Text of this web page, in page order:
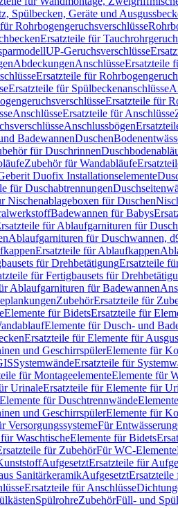
Spülbecken, Geräte und
Rohrbogengeruchsverschlüsse
Ersatzteile für
UP-Geruchsverschlüsse
AbdeckungenAnschlüsseErsatzteile
Ersatzteile für
Ersatzteile für Spülbeckenanschlüsse
Ersatzteile für
AnschlüsseErsatzteile für Anschlüsse
Anschlussbögen
BadewannenDuschen
für Duschrinnen
Zubehör für Wandabläufe
Duofix Installationselemente
für Duschabtrennungen
Nischenablageboxen für Duschen
Badewannen für Babys
für Ablaufgarnituren für
Ablaufgarnituren für Duschwannen,
Ersatzteile für Ablaufkappen
für DrehbetätigungErsatzteile
für Fertigbausets für
Ablaufgarnituren für Badewannen
ZubehörErsatzteile für
Elemente für BidetsErsatzteile für
Elemente für Dusch- und
Ersatzteile für Elemente für
und GeschirrspülerElemente für
SystemwändeErsatzteile für
für MontageelementeElemente für
UrinaleErsatzteile für Elemente für
für Duschtrennwände
und GeschirrspülerElemente für
VersorgungssystemeFür Entwässerung
WaschtischeElemente für Bidets
für ZubehörFür WC-Elemente
AufgesetztErsatzteile für
SanitärkeramikAufgesetztErsatzteile
Ersatzteile für Anschlüsse
SpülrohreZubehörFüll- und